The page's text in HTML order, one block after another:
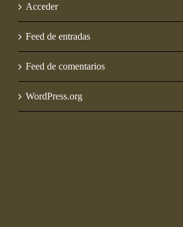
Acceder
Feed de entradas
Feed de comentarios
WordPress.org